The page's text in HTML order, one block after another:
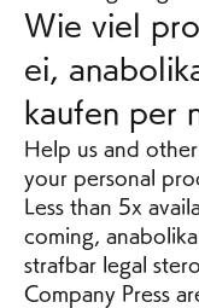
Wie viel
ei,
kaufen per
Help us and
your personal
Less than 5x
coming,
strafbar legal
Company Press